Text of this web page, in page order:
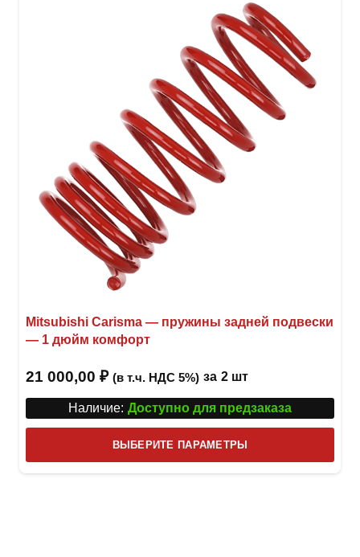
Mitsubishi Carisma — пружины задней подвески
— 1 дюйм комфорт
21 000,00 ₽ (в т.ч. НДС 5%) за 2 шт
Наличие: Доступно для предзаказа
ВЫБЕРИТЕ ПАРАМЕТРЫ
товар